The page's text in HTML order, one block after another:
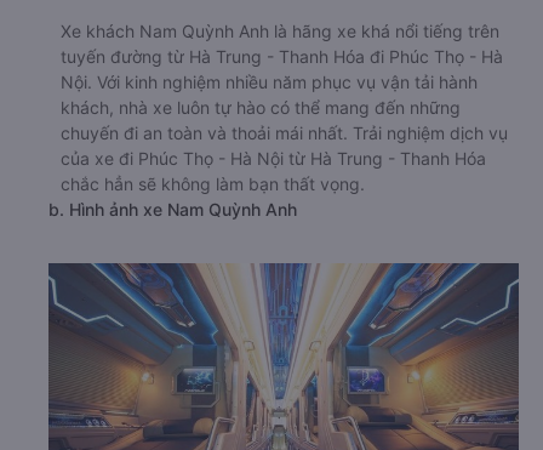
Xe khách Nam Quỳnh Anh là hãng xe khá nổi tiếng trên
tuyến đường từ Hà Trung - Thanh Hóa đi Phúc Thọ - Hà
Nội. Với kinh nghiệm nhiều năm phục vụ vận tải hành
khách, nhà xe luôn tự hào có thể mang đến những
chuyến đi an toàn và thoải mái nhất. Trải nghiệm dịch vụ
của xe đi Phúc Thọ - Hà Nội từ Hà Trung - Thanh Hóa
chắc hẳn sẽ không làm bạn thất vọng.
b. Hình ảnh xe Nam Quỳnh Anh